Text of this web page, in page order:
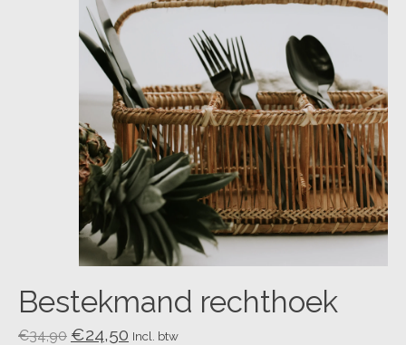
Bestekmand rechthoek
€34,90 €24,50 Incl. btw